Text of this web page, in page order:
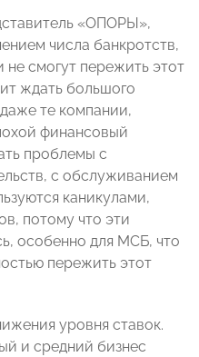
«ОПОРЫ»,
числа банкротств,
не смогут пережить этот
ждать большого
те компании,
финансовый
проблемы с
с обслуживанием
каникулами,
потому что эти
особенно для МСБ, что
пережить этот
уровня ставок.
и средний бизнес